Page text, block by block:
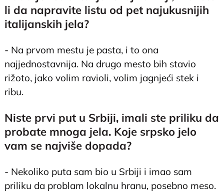
li da napravite listu od pet najukusnijih
italijanskih jela?
- Na prvom mestu je pasta, i to ona
najjednostavnija. Na drugo mesto bih stavio
rižoto, jako volim ravioli, volim jagnjeći stek i
ribu.
Niste prvi put u Srbiji, imali ste priliku da
probate mnoga jela. Koje srpsko jelo
vam se najviše dopada?
- Nekoliko puta sam bio u Srbiji i imao sam
priliku da problam lokalnu hranu, posebno meso.